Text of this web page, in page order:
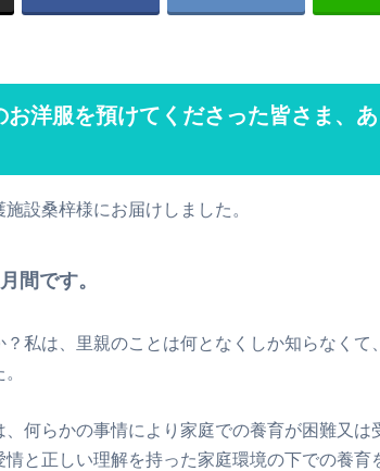
お洋服を預けてくださった皆さま、
設桑梓様にお届けしました。
間です。
？私は、里親のことは何となくしか知らなくて
、何らかの事情により家庭での養育が困難又
情と正しい理解を持った家庭環境の下での養育